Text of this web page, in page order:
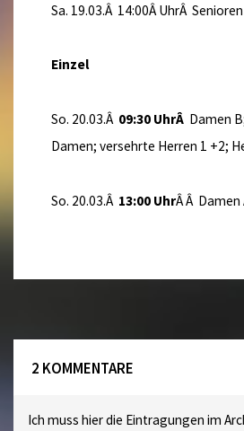
Sa. 19.03.Â 14:00Â UhrÂ
Einzel
So. 20.03.Â 09:30 UhrÂ Damen
Damen; versehrte Herren 1 +2;
So. 20.03.Â 13:00 UhrÂ Â Damen
2 KOMMENTARE
Ich muss hier die Eintragungen im